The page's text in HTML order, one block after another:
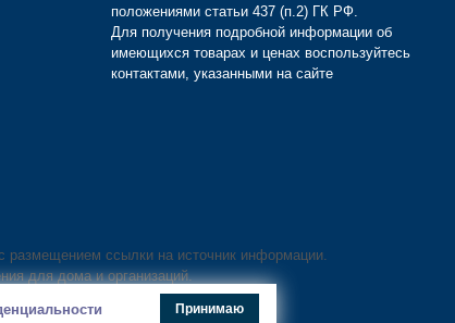
положениями статьи 437 (п.2) ГК РФ.
Для получения подробной информации об
имеющихся товарах и ценах воспользуйтесь
контактами, указанными на сайте
ссылки на источник информации.
для дома и организаций.
Принимаю